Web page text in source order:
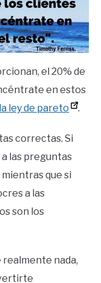
el 20% de
en estos
la ley de pareto .
correctas. Si
las preguntas
que si
a las
son los
realmente nada,